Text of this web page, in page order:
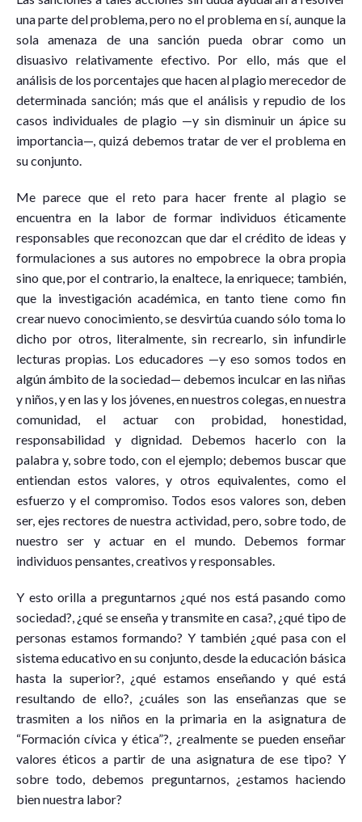
una parte del problema, pero no el problema en sí, aunque la
sola amenaza de una sanción pueda obrar como un
disuasivo relativamente efectivo. Por ello, más que el
análisis de los porcentajes que hacen al plagio merecedor de
determinada sanción; más que el análisis y repudio de los
casos individuales de plagio —y sin disminuir un ápice su
importancia—, quizá debemos tratar de ver el problema en
su conjunto.
Me parece que el reto para hacer frente al plagio se
encuentra en la labor de formar individuos éticamente
responsables que reconozcan que dar el crédito de ideas y
formulaciones a sus autores no empobrece la obra propia
sino que, por el contrario, la enaltece, la enriquece; también,
que la investigación académica, en tanto tiene como fin
crear nuevo conocimiento, se desvirtúa cuando sólo toma lo
dicho por otros, literalmente, sin recrearlo, sin infundirle
lecturas propias. Los educadores —y eso somos todos en
algún ámbito de la sociedad— debemos inculcar en las niñas
y niños, y en las y los jóvenes, en nuestros colegas, en nuestra
comunidad, el actuar con probidad, honestidad,
responsabilidad y dignidad. Debemos hacerlo con la
palabra y, sobre todo, con el ejemplo; debemos buscar que
entiendan estos valores, y otros equivalentes, como el
esfuerzo y el compromiso. Todos esos valores son, deben
ser, ejes rectores de nuestra actividad, pero, sobre todo, de
nuestro ser y actuar en el mundo. Debemos formar
individuos pensantes, creativos y responsables.
Y esto orilla a preguntarnos ¿qué nos está pasando como
sociedad?, ¿qué se enseña y transmite en casa?, ¿qué tipo de
personas estamos formando? Y también ¿qué pasa con el
sistema educativo en su conjunto, desde la educación básica
hasta la superior?, ¿qué estamos enseñando y qué está
resultando de ello?, ¿cuáles son las enseñanzas que se
trasmiten a los niños en la primaria en la asignatura de
“Formación cívica y ética”?, ¿realmente se pueden enseñar
valores éticos a partir de una asignatura de ese tipo? Y
sobre todo, debemos preguntarnos, ¿estamos haciendo
bien nuestra labor?